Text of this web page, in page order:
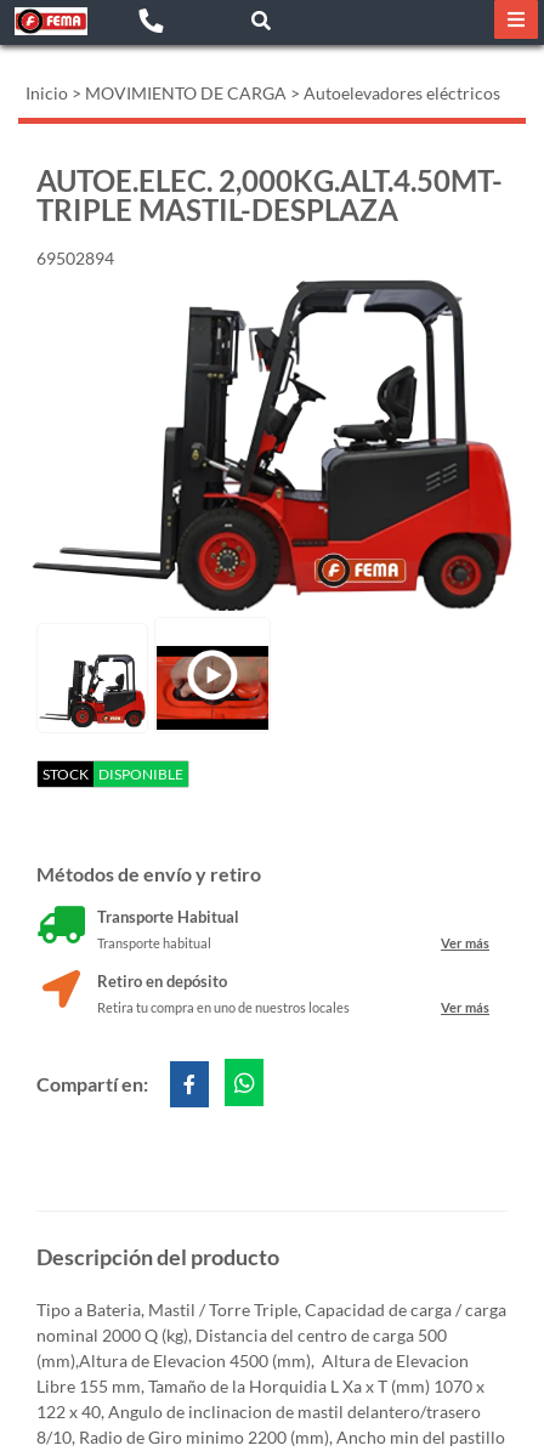
Inicio > MOVIMIENTO DE CARGA > Autoelevadores eléctricos
AUTOE.ELEC. 2,000KG.ALT.4.50MT-
TRIPLE MASTIL-DESPLAZA
69502894
STOCK DISPONIBLE
Métodos de envío y retiro
Transporte Habitual
Transporte habitual Ver más
Retiro en depósito
Retira tu compra en uno de nuestros locales Ver más
Compartí en:
Descripción del producto
Tipo a Bateria, Mastil / Torre Triple, Capacidad de carga / carga
nominal 2000 Q (kg), Distancia del centro de carga 500
(mm),Altura de Elevacion 4500 (mm), Altura de Elevacion
Libre 155 mm, Tamaño de la Horquidia L Xa x T (mm) 1070 x
122 x 40, Angulo de inclinacion de mastil delantero/trasero
8/10, Radio de Giro minimo 2200 (mm), Ancho min del pastillo